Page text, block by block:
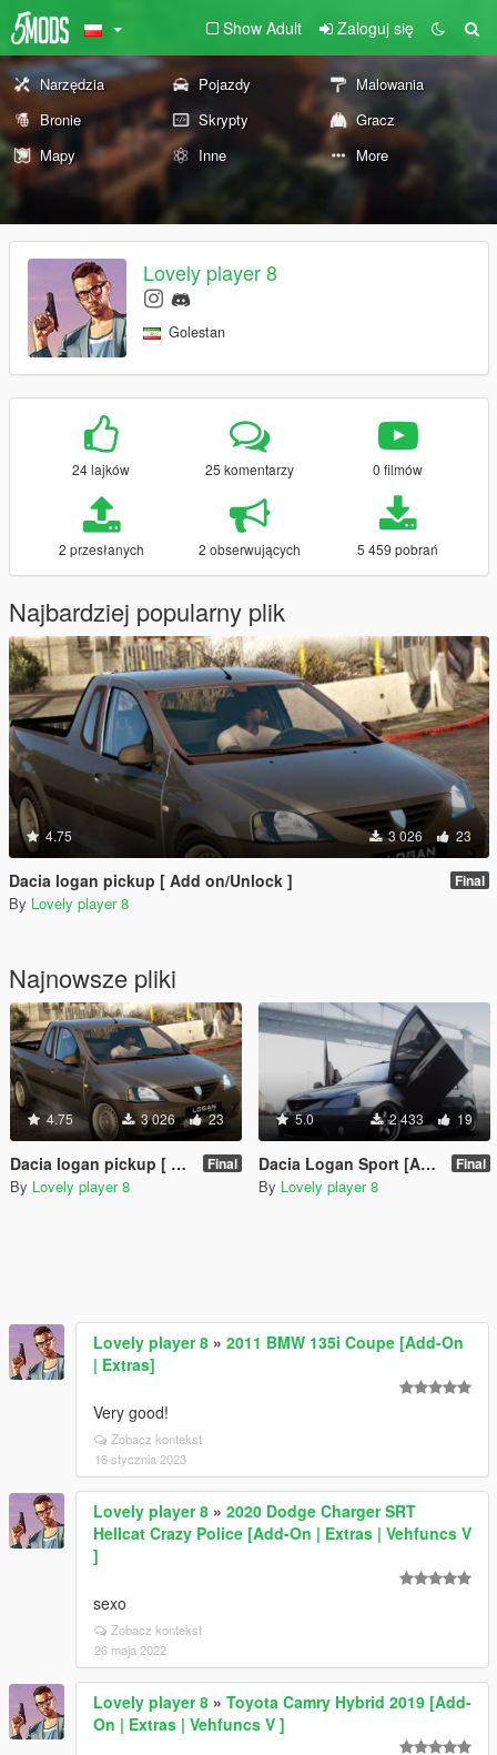
Show Adult Zaloguj się
Narzędzia Pojazdy
Malowania
Bronie
Skrypty
Gracz
Mapy
Inne More
Lovely player 8
Golestan
24 lajków 25 komentarzy 0 filmów
2 przesłanych 2 obserwujących 5 459 pobrań
Najbardziej popularny plik
4.75 3 026 23
Dacia logan pickup [ Add on/Unlock ] Final
By Lovely player 8
Najnowsze pliki
4.75 3 026 23
Dacia logan pickup [ Add on/Unlock ] Final
By Lovely player 8
5.0 2 433 19
Dacia Logan Sport [Add-On | Unlocked] Final
By Lovely player 8
Lovely player 8 » 2011 BMW 135i Coupe [Add-On
| Extras]
Very good!
Zobacz kontekst
16 stycznia 2023
Lovely player 8 » 2020 Dodge Charger SRT
Hellcat Crazy Police [Add-On | Extras | Vehfuncs V
]
sexo
Zobacz kontekst
26 maja 2022
Lovely player 8 » Toyota Camry Hybrid 2019 [Add-
On | Extras | Vehfuncs V ]